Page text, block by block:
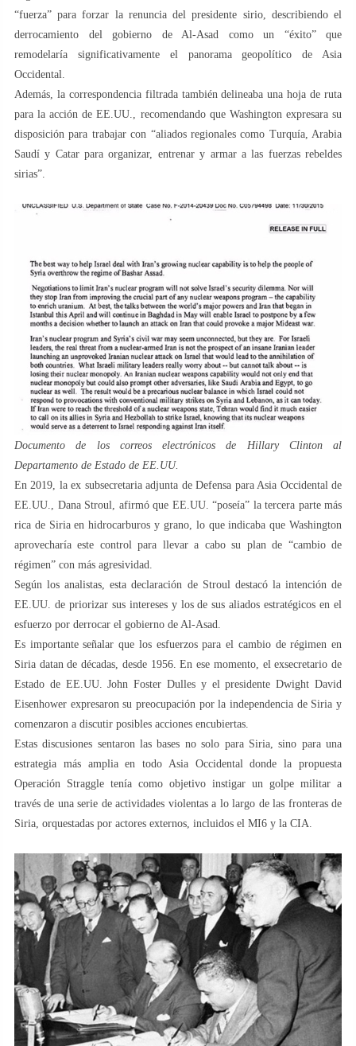
“fuerza” para forzar la renuncia del presidente sirio, describiendo el
derrocamiento del gobierno de Al-Asad como un “éxito” que
remodelaría significativamente el panorama geopolítico de Asia
Occidental.
Además, la correspondencia filtrada también delineaba una hoja de ruta
para la acción de EE.UU., recomendando que Washington expresara su
disposición para trabajar con “aliados regionales como Turquía, Arabia
Saudí y Catar para organizar, entrenar y armar a las fuerzas rebeldes
sirias”.
Documento de los correos electrónicos de Hillary Clinton al
Departamento de Estado de EE.UU.
En 2019, la ex subsecretaria adjunta de Defensa para Asia Occidental de
EE.UU., Dana Stroul, afirmó que EE.UU. “poseía” la tercera parte más
rica de Siria en hidrocarburos y grano, lo que indicaba que Washington
aprovecharía este control para llevar a cabo su plan de “cambio de
régimen” con más agresividad.
Según los analistas, esta declaración de Stroul destacó la intención de
EE.UU. de priorizar sus intereses y los de sus aliados estratégicos en el
esfuerzo por derrocar el gobierno de Al-Asad.
Es importante señalar que los esfuerzos para el cambio de régimen en
Siria datan de décadas, desde 1956. En ese momento, el exsecretario de
Estado de EE.UU. John Foster Dulles y el presidente Dwight David
Eisenhower expresaron su preocupación por la independencia de Siria y
comenzaron a discutir posibles acciones encubiertas.
Estas discusiones sentaron las bases no solo para Siria, sino para una
estrategia más amplia en todo Asia Occidental donde la propuesta
Operación Straggle tenía como objetivo instigar un golpe militar a
través de una serie de actividades violentas a lo largo de las fronteras de
Siria, orquestadas por actores externos, incluidos el MI6 y la CIA.